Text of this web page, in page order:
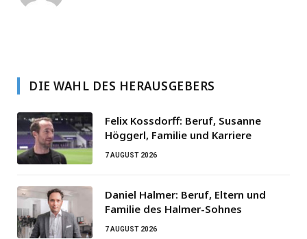
DIE WAHL DES HERAUSGEBERS
Felix Kossdorff: Beruf, Susanne
Höggerl, Familie und Karriere
7 AUGUST 2026
Daniel Halmer: Beruf, Eltern und
Familie des Halmer-Sohnes
7 AUGUST 2026